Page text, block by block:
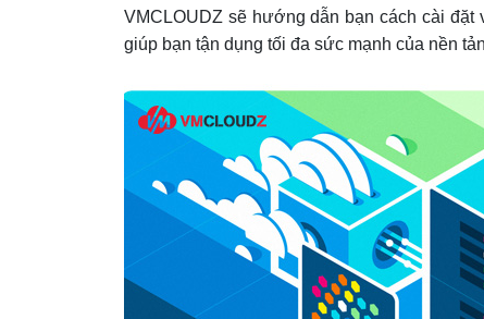
VMCLOUDZ sẽ hướng dẫn bạn cách cài đặt
giúp bạn tận dụng tối đa sức mạnh của nền